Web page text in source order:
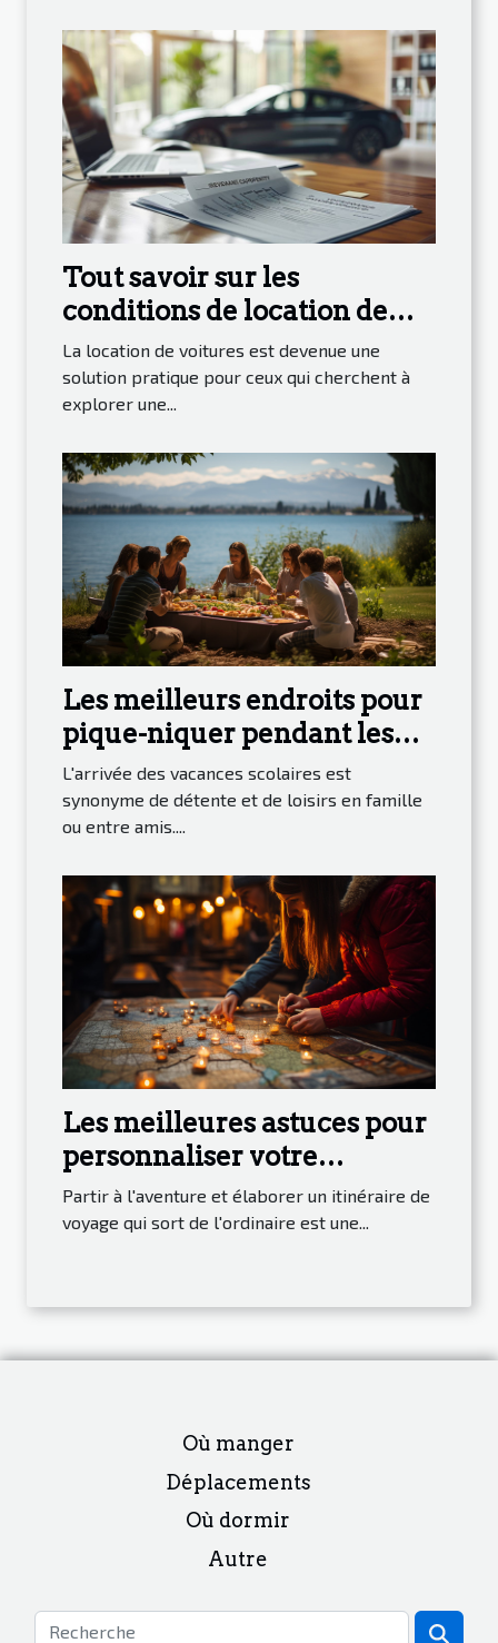
Tout savoir sur les
conditions de location de
voitures à des tarifs
compétitifs
La location de voitures est devenue une
solution pratique pour ceux qui cherchent à
explorer une...
Les meilleurs endroits pour
pique-niquer pendant les
vacances scolaires à Genève
L'arrivée des vacances scolaires est
synonyme de détente et de loisirs en famille
ou entre amis....
Les meilleures astuces pour
personnaliser votre
itinéraire de voyage et
découvrir des joyaux cachés
Partir à l'aventure et élaborer un itinéraire de
voyage qui sort de l'ordinaire est une...
Où manger
Déplacements
Où dormir
Autre